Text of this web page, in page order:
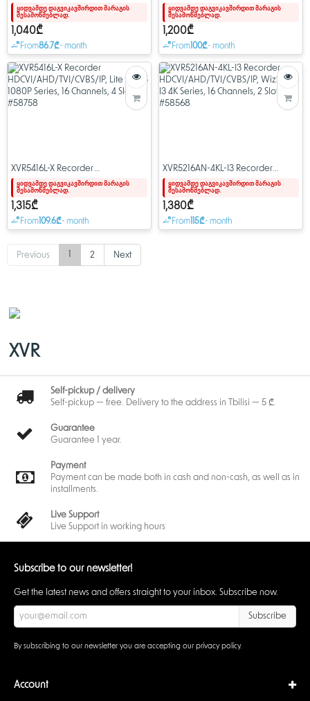
HDCVI/AHD/TVI/CVBS/IP,
WizSense I3 1080P Series, 16
Channels, 2 Slots #581269
ყიდვამდე დაგვიკავშირდით მარაგის
შესამოწმებლად.
1,040₾
From86.7₾- month
HDCVI/AHD/TVI/CVBS/IP,
WizSense I3 4K Series, 16 Channel,
1 Slot #581311
ყიდვამდე დაგვიკავშირდით მარაგის
შესამოწმებლად.
1,200₾
From100₾- month
XVR5416L-X Recorder
HDCVI/AHD/TVI/CVBS/IP, Lite
H.265 1080P Series, 16 Channels, 4
Slots #58758
ყიდვამდე დაგვიკავშირდით მარაგის
შესამოწმებლად.
1,315₾
From109.6₾- month
XVR5216AN-4KL-I3 Recorder
HDCVI/AHD/TVI/CVBS/IP,
WizSense I3 4K Series, 16
Channels, 2 Slots #58568
ყიდვამდე დაგვიკავშირდით მარაგის
შესამოწმებლად.
1,380₾
From115₾- month
Previous 2 Next
XVR
Self-pickup / delivery
Self-pickup — free. Delivery to the address in Tbilisi — 5 ₾.
Guarantee
Guarantee 1 year.
Payment
Payment can be made both in cash and non-cash, as well as in
installments.
Live Support
Live Support in working hours
Subscribe to our newsletter!
Get the latest news and offers straight to your inbox. Subscribe now.
Subscribe
By subscribing to our newsletter you are accepting our privacy policy.
Account